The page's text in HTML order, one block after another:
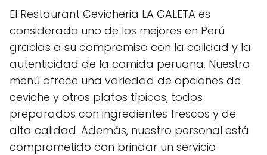
El Restaurant Cevicheria LA CALETA es
considerado uno de los mejores en Perú
gracias a su compromiso con la calidad y la
autenticidad de la comida peruana. Nuestro
menú ofrece una variedad de opciones de
ceviche y otros platos típicos, todos
preparados con ingredientes frescos y de
alta calidad. Además, nuestro personal está
comprometido con brindar un servicio